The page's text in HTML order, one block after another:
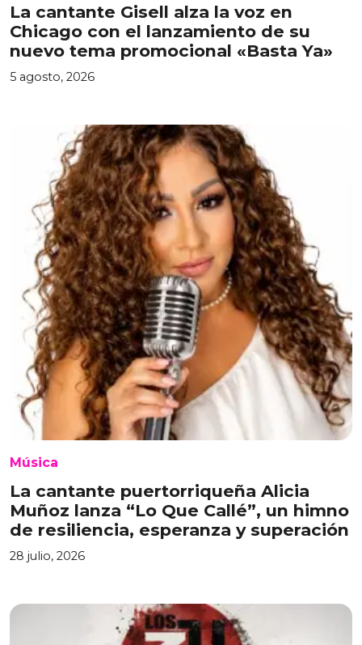
La cantante Gisell alza la voz en
Chicago con el lanzamiento de su
nuevo tema promocional «Basta Ya»
5 agosto, 2026
Música
La cantante puertorriqueña Alicia
Muñoz lanza “Lo Que Callé”, un himno
de resiliencia, esperanza y superación
28 julio, 2026